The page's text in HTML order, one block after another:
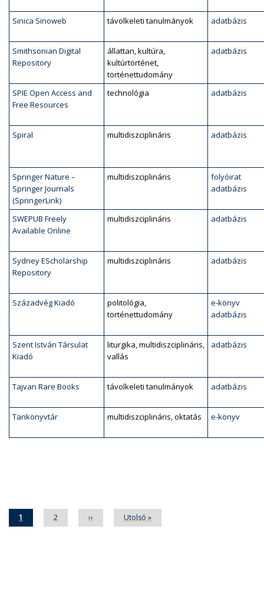
Sinica Sinoweb távolkeleti tanulmányok adatbázis
Smithsonian Digital
Repository
állattan, kultúra,
kultúrtörténet,
történettudomány
adatbázis
SPIE Open Access and
Free Resources
technológia adatbázis
Spiral multidiszciplináris adatbázis
Springer Nature –
Springer Journals
(SpringerLink)
multidiszciplináris
folyóirat
adatbázis
SWEPUB Freely
Available Online
multidiszciplináris adatbázis
Sydney EScholarship
Repository
multidiszciplináris adatbázis
Századvég Kiadó
politológia,
történettudomány
e-könyv
adatbázis
Szent István Társulat
Kiadó
liturgika, multidiszciplináris,
vallás
adatbázis
Tajvan Rare Books távolkeleti tanulmányok adatbázis
Tankönyvtár multidiszciplináris, oktatás e-könyv
Jelenlegi
oldal
1 Oldal
2 Következő
oldal
›› Utolsó
oldal
Utolsó »